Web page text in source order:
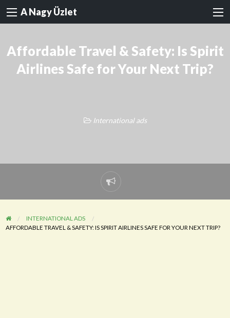
A Nagy Üzlet
Affordable Travel & Safety: Is Spirit
Airlines Safe for Your Next Trip?
International ads
Probléma
jelentése
INTERNATIONAL ADS
AFFORDABLE TRAVEL & SAFETY: IS SPIRIT AIRLINES SAFE FOR YOUR NEXT TRIP?